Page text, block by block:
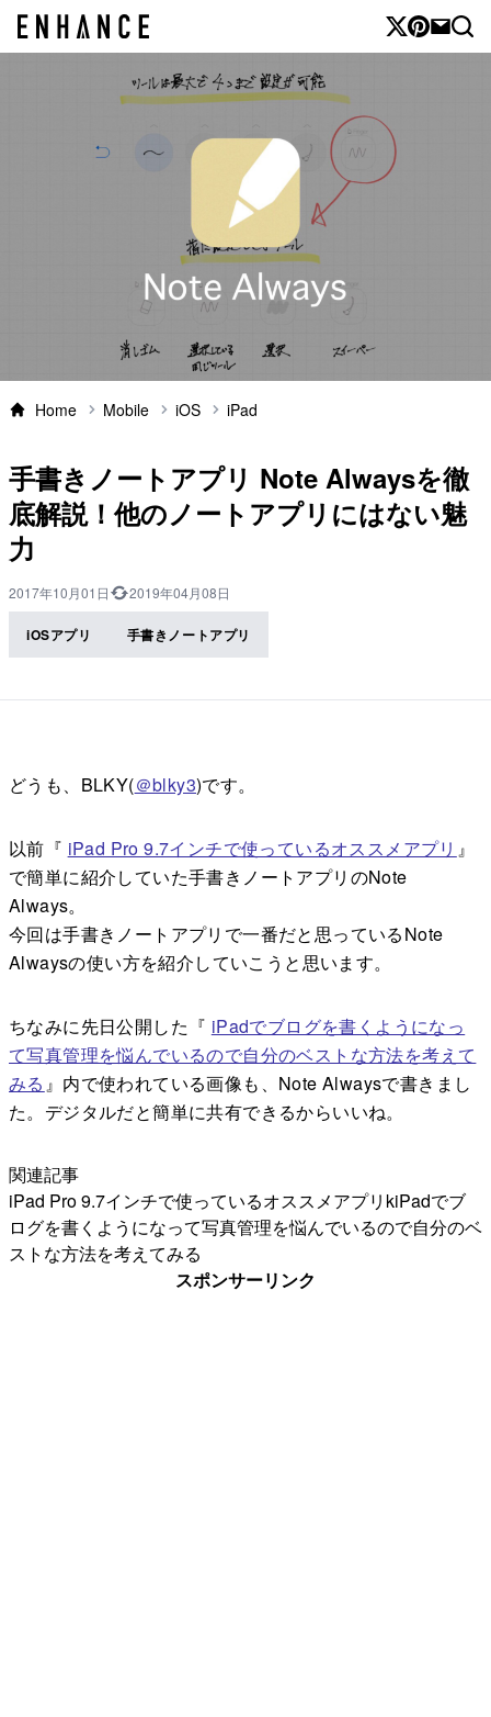
Home Mobile iOS iPad
手書きノートアプリ Note Alwaysを徹
底解説！他のノートアプリにはない魅
力
2017年10月01日 2019年04月08日
iOSアプリ 手書きノートアプリ
どうも、BLKY(＠blky3)です。
以前『 iPad Pro 9.7インチで使っているオススメアプリ 』
で簡単に紹介していた手書きノートアプリのNote
Always。
今回は手書きノートアプリで一番だと思っているNote
Alwaysの使い方を紹介していこうと思います。
ちなみに先日公開した『 iPadでブログを書くようになっ
て写真管理を悩んでいるので自分のベストな方法を考えて
みる 』内で使われている画像も、Note Alwaysで書きまし
た。デジタルだと簡単に共有できるからいいね。
関連記事
iPad Pro 9.7インチで使っているオススメアプリkiPadでブ
ログを書くようになって写真管理を悩んでいるので自分のベ
ストな方法を考えてみる
スポンサーリンク